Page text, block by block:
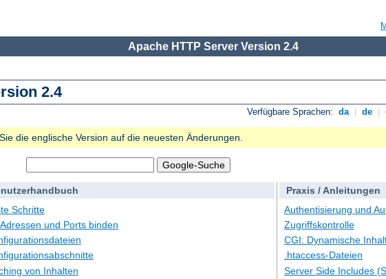
Apache HTTP Server Version 2.4
2.4
Verfügbare Sprachen: da de
die englische Version auf die neuesten Änderungen.
Schritte
und Ports binden
von Inhalten
Praxis / Anleitungen
Authentisierung und
Zugriffskontrolle
CGI: Dynamische
.htaccess-Dateien
Server Side Includes